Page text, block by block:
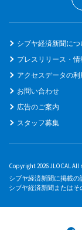
シブヤ経済新聞につ
プレスリリース・
アクセスデータの
お問い合わせ
広告のご案内
スタッフ募集
Copyright 2026 JLOCAL All
シブヤ経済新聞に掲載
シブヤ経済新聞またはそ